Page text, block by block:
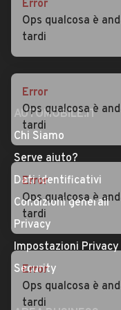
AUTOMOBILE.IT
Chi Siamo
Serve aiuto?
Dati identificativi
Condizioni generali
Privacy
Impostazioni Privacy
Security
Error
Ops qualcosa è
tardi
Error
Ops qualcosa è
tardi
Error
Ops qualcosa è
tardi
Error
Ops qualcosa è
tardi